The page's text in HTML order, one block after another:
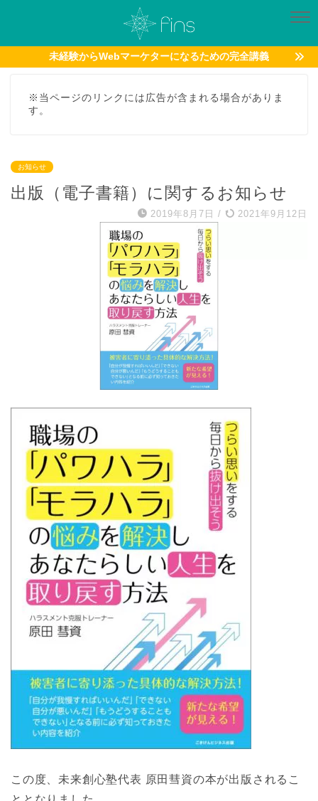
未経験からWebマーケターになるための完全講義
※当ページのリンクには広告が含まれる場合がありま
す。
お知らせ
出版（電子書籍）に関するお知らせ
2019年8月7日 / 2021年9月12日
この度、未来創心塾代表 原田彗資の本が出版されるこ